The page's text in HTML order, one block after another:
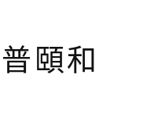
頤和